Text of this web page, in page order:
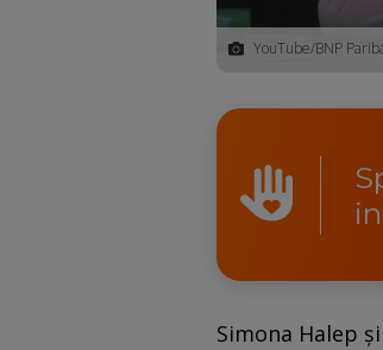
YouTube/BNP
Simona Halep